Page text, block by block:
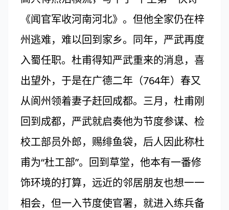
《闻官军收河南河北》。但他全家仍在梓
州逃难，难以回到家乡。同年，严武再度
入蜀任职。杜甫得知严武重来的消息，喜
出望外，于是在广德二年（764年）春又
从阆州领着妻子赶回成都。三月，杜甫刚
回到成都，严武就启奏他为节度参谋、检
校工部员外郎，赐绯鱼袋，后人因此称杜
甫为“杜工部”。回到草堂，他本有一番修
饰环境的打算，远近的邻居朋友也想一一
相会，但一入节度使官署，就进入练兵备